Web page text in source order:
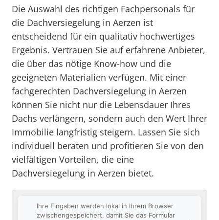
Die Auswahl des richtigen Fachpersonals für
die Dachversiegelung in Aerzen ist
entscheidend für ein qualitativ hochwertiges
Ergebnis. Vertrauen Sie auf erfahrene Anbieter,
die über das nötige Know-how und die
geeigneten Materialien verfügen. Mit einer
fachgerechten Dachversiegelung in Aerzen
können Sie nicht nur die Lebensdauer Ihres
Dachs verlängern, sondern auch den Wert Ihrer
Immobilie langfristig steigern. Lassen Sie sich
individuell beraten und profitieren Sie von den
vielfältigen Vorteilen, die eine
Dachversiegelung in Aerzen bietet.
Ihre Eingaben werden lokal in Ihrem Browser
zwischengespeichert, damit Sie das Formular